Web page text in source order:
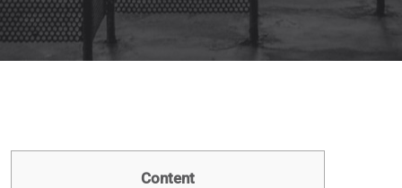
Content